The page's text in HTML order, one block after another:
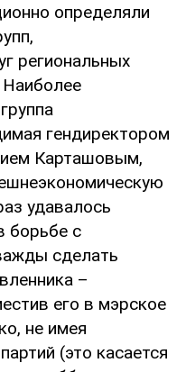
определяли
региональных
гендиректором
Карташовым,
удавалось
борьбе с
сделать
–
его в мэрское
не имея
(это касается